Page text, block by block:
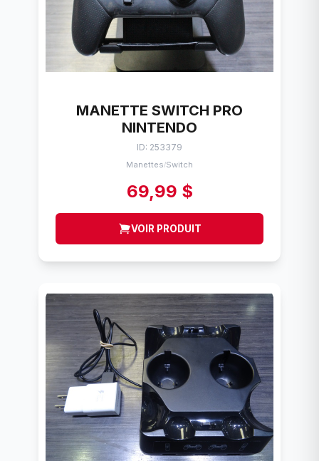
MANETTE SWITCH PRO
NINTENDO
ID: 253379
Manettes/Switch
69,99 $
VOIR PRODUIT